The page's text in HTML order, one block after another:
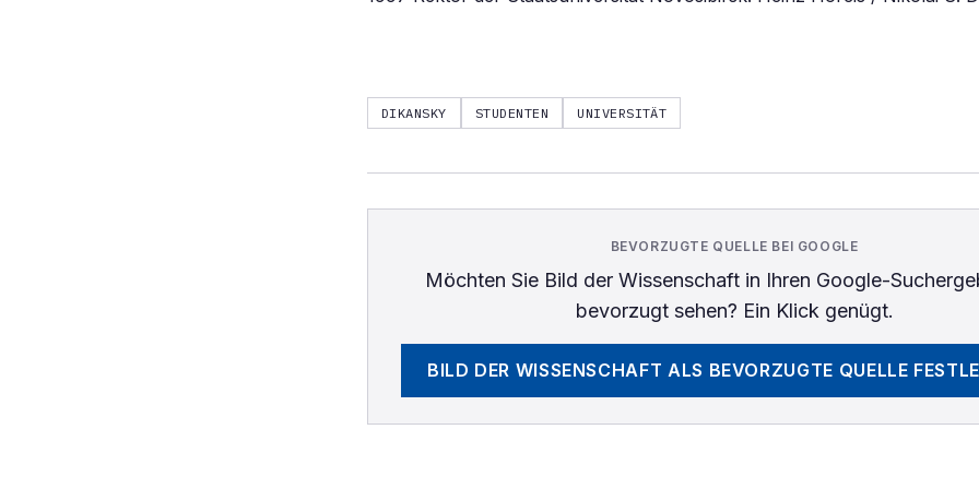
DIKANSKY STUDENTEN UNIVERSITÄT
BEVORZUGTE QUELLE BEI GOOGLE
Möchten Sie Bild der Wissenschaftin Ihren Google-
bevorzugt sehen? Ein Klick genügt.
BILD DER WISSENSCHAFT ALS BEVORZUGTE QUELLE